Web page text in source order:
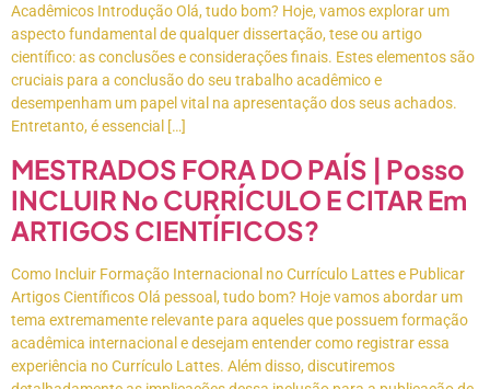
Acadêmicos Introdução Olá, tudo bom? Hoje, vamos explorar um
aspecto fundamental de qualquer dissertação, tese ou artigo
científico: as conclusões e considerações finais. Estes elementos são
cruciais para a conclusão do seu trabalho acadêmico e
desempenham um papel vital na apresentação dos seus achados.
Entretanto, é essencial […]
MESTRADOS FORA DO PAÍS | Posso
INCLUIR No CURRÍCULO E CITAR Em
ARTIGOS CIENTÍFICOS?
Como Incluir Formação Internacional no Currículo Lattes e Publicar
Artigos Científicos Olá pessoal, tudo bom? Hoje vamos abordar um
tema extremamente relevante para aqueles que possuem formação
acadêmica internacional e desejam entender como registrar essa
experiência no Currículo Lattes. Além disso, discutiremos